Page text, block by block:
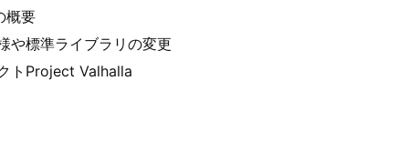
概要
や標準ライブラリの変更
トProject Valhalla